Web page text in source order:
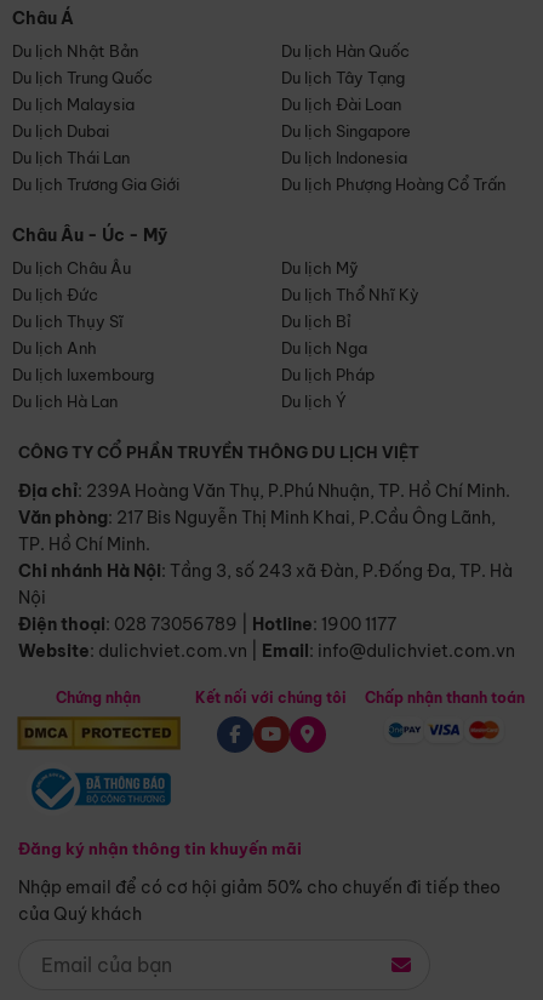
Châu Á
Du lịch Nhật Bản
Du lịch Hàn Quốc
Du lịch Trung Quốc
Du lịch Tây Tạng
Du lịch Malaysia
Du lịch Đài Loan
Du lịch Dubai
Du lịch Singapore
Du lịch Thái Lan
Du lịch Indonesia
Du lịch Trương Gia Giới
Du lịch Phượng Hoàng Cổ Trấn
Châu Âu - Úc - Mỹ
Du lịch Châu Âu
Du lịch Mỹ
Du lịch Đức
Du lịch Thổ Nhĩ Kỳ
Du lịch Thụy Sĩ
Du lịch Bỉ
Du lịch Anh
Du lịch Nga
Du lịch luxembourg
Du lịch Pháp
Du lịch Hà Lan
Du lịch Ý
CÔNG TY CỔ PHẦN TRUYỀN THÔNG DU LỊCH VIỆT
Địa chỉ: 239A Hoàng Văn Thụ, P.Phú Nhuận, TP. Hồ Chí Minh.
Văn phòng: 217 Bis Nguyễn Thị Minh Khai, P.Cầu Ông Lãnh,
TP. Hồ Chí Minh.
Chi nhánh Hà Nội: Tầng 3, số 243 xã Đàn, P.Đống Đa, TP. Hà
Nội
Điện thoại: 028 73056789 Hotline: 1900 1177
Website: dulichviet.com.vn Email: info@dulichviet.com.vn
Chứng nhận
Đăng ký nhận thông tin khuyến mãi
Nhập email để có cơ hội giảm 50% cho chuyến đi tiếp theo
của Quý khách
Kết nối với chúng tôi Chấp nhận thanh toán